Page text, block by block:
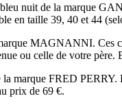
nuit de la marque
en taille 39, 40 et 44
MAGNANNI. Ces
ou celle de votre
marque FRED
prix de 69 €.